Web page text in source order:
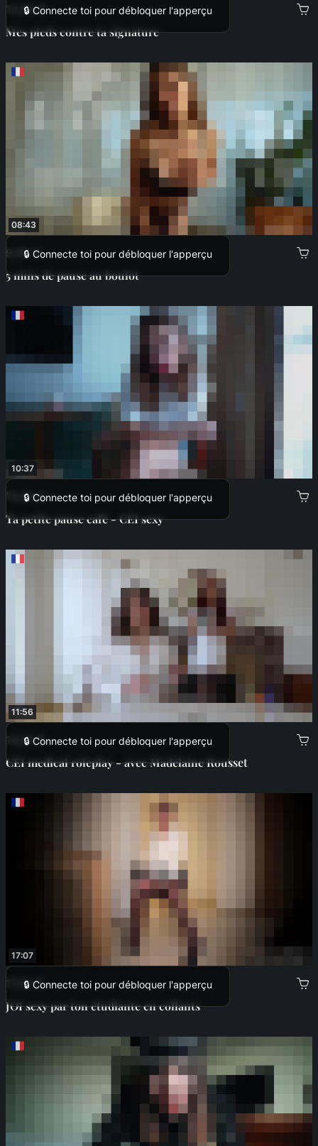
🔒 Connecte toi pour débloquer l'apperçu
13,99 €
Mes pieds contre ta signature
08:43
🔒 Connecte toi pour débloquer l'apperçu
9,99 €
5 mins de pause au boulot
10:37
🔒 Connecte toi pour débloquer l'apperçu
13,00 €
Ta petite pause café - CEI sexy
11:56
🔒 Connecte toi pour débloquer l'apperçu
14,00 €
CEI medical roleplay - avec Madelaine Rousset
17:07
🔒 Connecte toi pour débloquer l'apperçu
17,00 €
JOI sexy par ton étudiante en collants